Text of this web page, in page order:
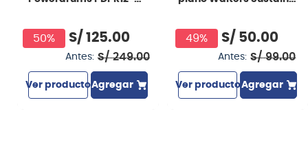
50% S/ 125.00
Antes: S/ 249.00
Ver productoAgregar
49% S/ 50.00
Antes: S/ 99.00
Ver productoAgregar